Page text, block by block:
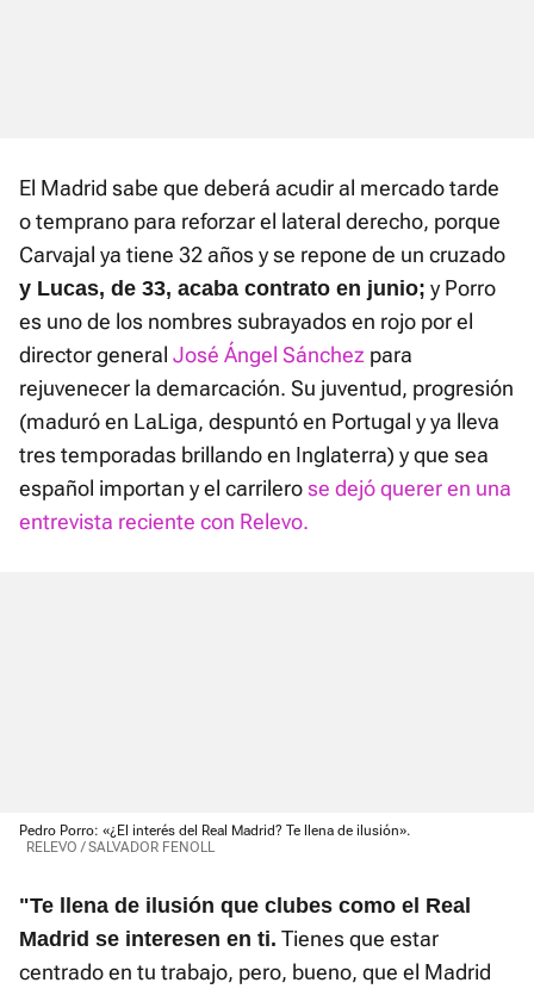
El Madrid sabe que deberá acudir al mercado tarde
o temprano para reforzar el lateral derecho, porque
Carvajal ya tiene 32 años y se repone de un cruzado
y Lucas, de 33, acaba contrato en junio; y Porro
es uno de los nombres subrayados en rojo por el
director general José Ángel Sánchez para
rejuvenecer la demarcación. Su juventud, progresión
(maduró en LaLiga, despuntó en Portugal y ya lleva
tres temporadas brillando en Inglaterra) y que sea
español importan y el carrilerose dejó querer en una
entrevista reciente con Relevo.
Pedro Porro: «¿El interés del Real Madrid? Te llena de ilusión».
RELEVO / SALVADOR FENOLL
"Te llena de ilusión que clubes como el Real
Madrid se interesen en ti. Tienes que estar
centrado en tu trabajo, pero, bueno, que el Madrid